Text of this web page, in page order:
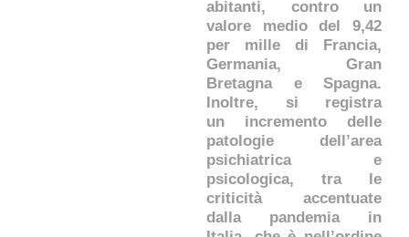
abitanti, contro un
valore medio del 9,42
per mille di Francia,
Germania, Gran
Bretagna e Spagna.
Inoltre, si registra
un incremento delle
patologie dell’area
psichiatrica e
psicologica, tra le
criticità accentuate
dalla pandemia in